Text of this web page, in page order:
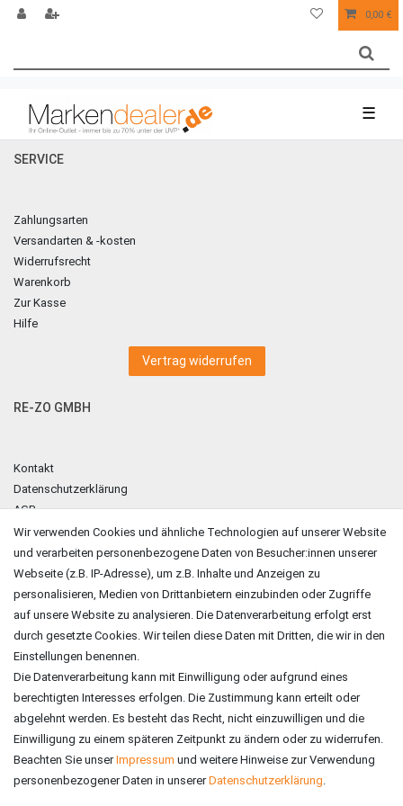
0,00 €
☰
SERVICE
Zahlungsarten
Versandarten & -kosten
Widerrufsrecht
Warenkorb
Zur Kasse
Hilfe
Vertrag widerrufen
RE-ZO GMBH
Kontakt
Datenschutzerklärung
AGB
Impressum
ZAHLUNGSARTEN
Wir verwenden Cookies und ähnliche Technologien auf unserer Website
und verarbeiten personenbezogene Daten von Besucher:innen unserer
Webseite (z.B. IP-Adresse), um z.B. Inhalte und Anzeigen zu
personalisieren, Medien von Drittanbietern einzubinden oder Zugriffe
auf unsere Website zu analysieren. Die Datenverarbeitung erfolgt erst
durch gesetzte Cookies. Wir teilen diese Daten mit Dritten, die wir in den
Einstellungen benennen.
Die Datenverarbeitung kann mit Einwilligung oder aufgrund eines
berechtigten Interesses erfolgen. Die Zustimmung kann erteilt oder
abgelehnt werden. Es besteht das Recht, nicht einzuwilligen und die
Einwilligung zu einem späteren Zeitpunkt zu ändern oder zu widerrufen.
Beachten Sie unserImpressum und weitere Hinweise zur Verwendung
personenbezogener Daten in unsererDaten­schutz­erklärung.